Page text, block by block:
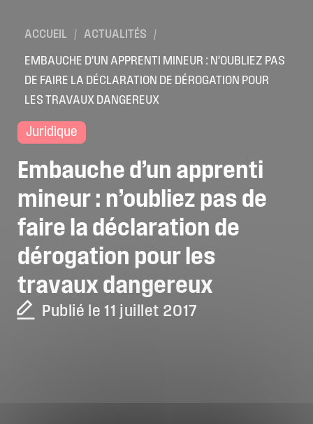
ACCUEIL / ACTUALITÉS
/
EMBAUCHE D’UN APPRENTI MINEUR : N’OUBLIEZ PAS
DE FAIRE LA DÉCLARATION DE DÉROGATION POUR
LES TRAVAUX DANGEREUX
Juridique
Embauche d’un apprenti
mineur : n’oubliez pas de
faire la déclaration de
dérogation pourles
travaux dangereux
Publié le 11 juillet 2017